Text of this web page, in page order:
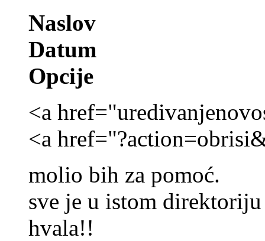
Naslov
Datum
Opcije
<a
<a
molio bih za pomoć.
sve je u istom direktoriju
hvala!!